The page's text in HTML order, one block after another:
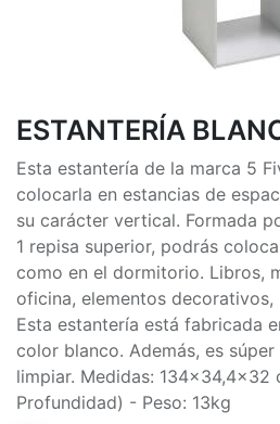
ESTANTERÍA
Esta estantería de la marca 5
colocarla en estancias de
su carácter vertical. Formada
1 repisa superior, podrás
como en el dormitorio. Libros,
oficina, elementos decorativos,
Esta estantería está fabricada
color blanco. Además, es
limpiar. Medidas: 134x34,4x32
Profundidad) - Peso: 13kg